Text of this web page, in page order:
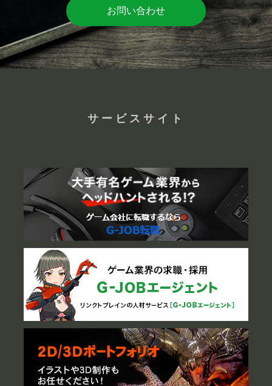
お問い合わせ
サービスサイト